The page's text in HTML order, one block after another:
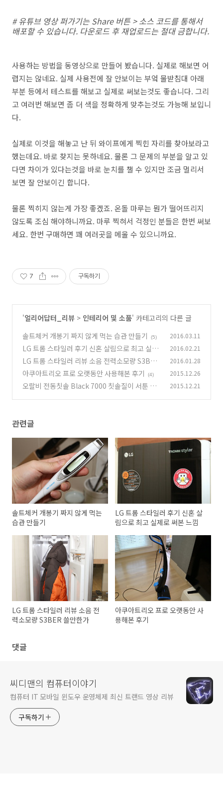
# 유튜브 영상 퍼가기는 Share 버튼 > 소스 코드를 통해서
배포할 수 있습니다. 다운로드 후 재업로드는 절대 금합니다.
사용하는 방법을 동영상으로 만들어 봤습니다. 실제로 해보면 어
렵지는 않네요. 실제 사용전에 잘 안보이는 부엌 물받침대 아래
부분 등에서 테스트를 해보고 실제로 써보는것도 좋습니다. 그리
고 여러번 해보면 좀 더 색을 정확하게 맞추는것도 가능해 보입니
다.
실제로 이것을 해놓고 난 뒤 와이프에게 찍힌 자리를 찾아보라고
했는데요. 바로 찾지는 못하네요. 물론 그 문제의 부분을 알고 있
다면 차이가 있다는것을 바로 눈치를 챌 수 있지만 조금 멀리서
보면 잘 안보이긴 합니다.
물론 찍히지 않는게 가장 좋겠죠. 온돌 마루는 뭔가 떨어뜨리지
않도록 조심 해야하니까요. 마루 찍혀서 걱정인 분들은 한번 써보
세요. 한번 구매하면 꽤 여러곳을 메울 수 있으니까요.
7 구독하기
'얼리어답터_리뷰 > 인테리어 및 소품' 카테고리의 다른 글
솔트체커 개봉기 짜지 않게 먹는 습관 만들기
(5) 2016.03.11
LG 트롬 스타일러 후기 신혼 살림으로 최고 실제
로 써본 느낌 (5)
2016.02.21
LG 트롬 스타일러 리뷰 소음 전력소모량 S3BER
쓸만한가
(5)
2016.01.28
아쿠아트리오 프로 오랫동안 사용해본 후기 (4) 2015.12.26
오랄비 전동칫솔 Black 7000 칫솔질이 서툰 그
2015.12.21
관련글
솔트체커 개봉기 짜지 않게 먹는
습관 만들기
LG 트롬 스타일러 후기 신혼 살
림으로 최고 실제로 써본 느낌
LG 트롬 스타일러 리뷰 소음 전
력소모량 S3BER 쓸만한가
아쿠아트리오 프로 오랫동안 사
용해본 후기
댓글
씨디맨의 컴퓨터이야기
컴퓨터 IT 모바일 윈도우 운영체제 최신 트랜드 영상 리뷰
구독하기